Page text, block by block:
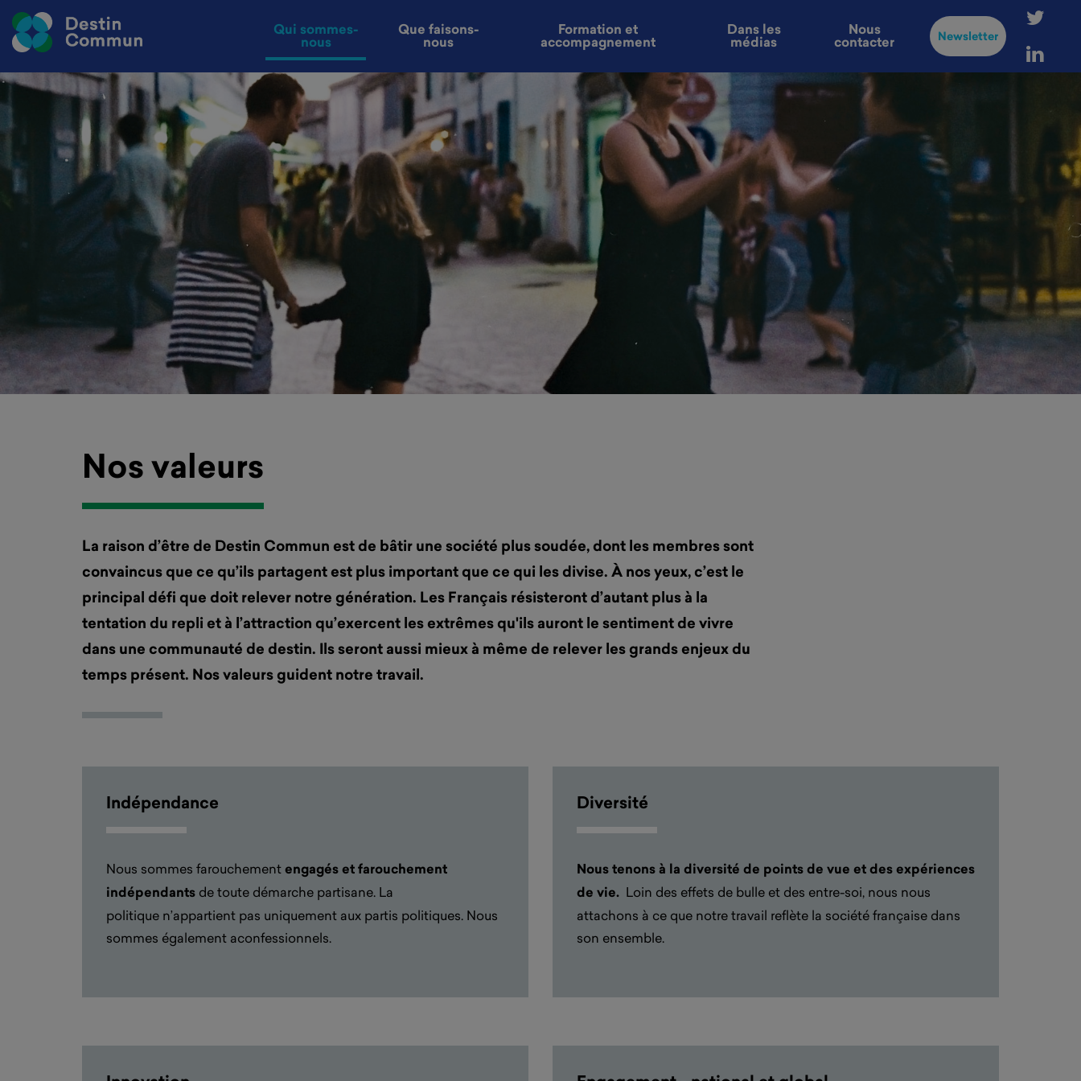
Qui sommes-
nous
Que faisons-
nous
Formation et
accompagnement
Dans les
médias
Nous
contacter Newsletter
Nos valeurs
La raison d’être de Destin Commun est de bâtir une société plus soudée, dont les membres sont
convaincus que ce qu’ils partagent est plus important que ce qui les divise. À nos yeux, c’est le
principal défi que doit relever notre génération. Les Français résisteront d’autant plus à la
tentation du repli et à l’attraction qu’exercent les extrêmes qu'ils auront le sentiment de vivre
dans une communauté de destin. Ils seront aussi mieux à même de relever les grands enjeux du
temps présent. Nos valeurs guident notre travail.
Indépendance
Nous sommes farouchementengagés et farouchement
indépendants de toute démarche partisane. La
politique n’appartient pas uniquement aux partis politiques. Nous
sommes également aconfessionnels.
Diversité
Nous tenons à la diversité de points de vue et des expériences
de vie. Loin des effets de bulle et des entre-soi, nous nous
attachons à ce que notre travail reflète la société française dans
son ensemble.